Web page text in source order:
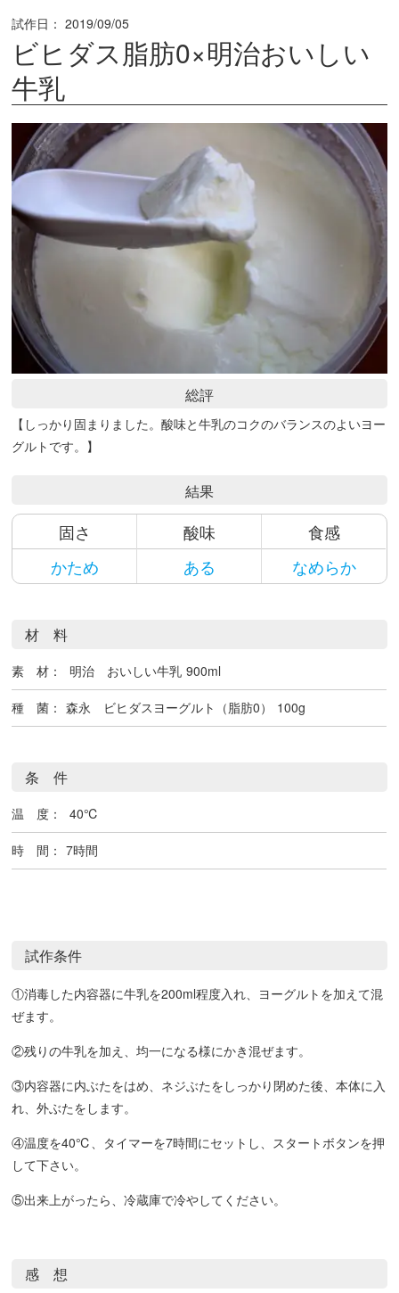
試作日：2019/09/05
ビヒダス脂肪0×明治おいしい
牛乳
総評
【しっかり固まりました。酸味と牛乳のコクのバランスのよいヨー
グルトです。】
結果
固さ 酸味
食感
かため
ある なめらか
材 料
素 材： 明治 おいしい牛乳 900ml
種 菌： 森永 ビヒダスヨーグルト（脂肪0） 100g
条 件
温 度： 40℃
時 間： 7時間
試作条件
①消毒した内容器に牛乳を200ml程度入れ、ヨーグルトを加えて混
ぜます。
②残りの牛乳を加え、均一になる様にかき混ぜます。
③内容器に内ぶたをはめ、ネジぶたをしっかり閉めた後、本体に入
れ、外ぶたをします。
④温度を40℃、タイマーを7時間にセットし、スタートボタンを押
して下さい。
⑤出来上がったら、冷蔵庫で冷やしてください。
感 想